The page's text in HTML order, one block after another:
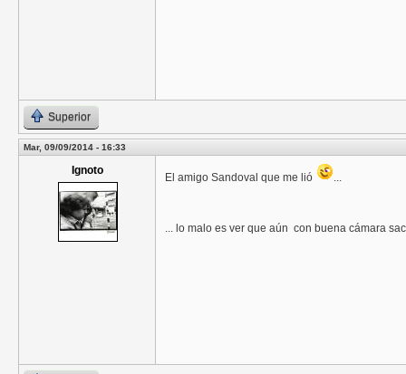
Superior
Mar, 09/09/2014 - 16:33
Ignoto
El amigo Sandoval que me lió ...
... lo malo es ver que aún con buena cámara